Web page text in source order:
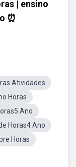
| ensino
⏰
Atividades
Horas
Ano
Horas4 Ano
Horas